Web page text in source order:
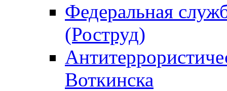
Федеральная
(Роструд)
Воткинска